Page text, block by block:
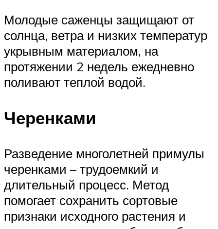
Молодые саженцы защищают от
солнца, ветра и низких температур
укрывным материалом, на
протяжении 2 недель ежедневно
поливают теплой водой.
Черенками
Разведение многолетней примулы
черенками – трудоемкий и
длительный процесс. Метод
помогает сохранить сортовые
признаки исходного растения и